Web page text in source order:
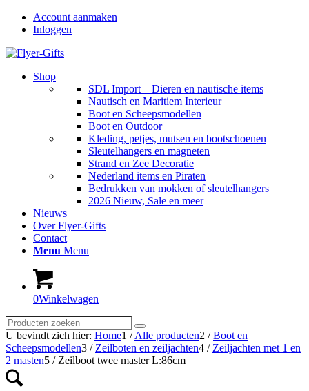
Account aanmaken
Inloggen
Shop
SDL Import – Dieren en nautische items
Nautisch en Maritiem Interieur
Boot en Scheepsmodellen
Boot en Outdoor
Kleding, petjes, mutsen en bootschoenen
Sleutelhangers en magneten
Strand en Zee Decoratie
Nederland items en Piraten
Bedrukken van mokken of sleutelhangers
2026 Nieuw, Sale en meer
Nieuws
Over Flyer-Gifts
Contact
Menu Menu
0Winkelwagen
Producten
zoeken
Zoeken
U bevindt zich hier: Home1 / Alle producten2 / Boot en
Scheepsmodellen3 / Zeilboten en zeiljachten4 / Zeiljachten met 1 en
2 masten5 / Zeilboot twee master L:86cm